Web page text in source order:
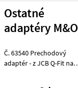
Ostatné
adaptéry M&O
kompatibilné s
EURO
Č. 63540 Prechodový
adaptér - z JCB Q-Fit na